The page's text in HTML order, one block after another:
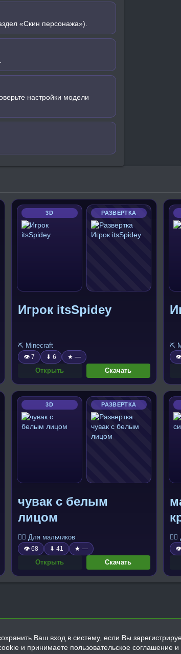
«Скин персонажа»).
настройки модели
3D РАЗВЕРТКА
Игрок itsSpidey
⛏️ Minecraft
👁 7 ⬇ 6 ★ —
Открыть Скачать
⛏️
👁
3D РАЗВЕРТКА
чувак с белым
лицом
🧍‍♂️ Для мальчиков
👁 68 ⬇ 41 ★ —
Открыть Скачать
👁
Ваш вход в систему, если Вы
и принимаете пользовательское соглашение и